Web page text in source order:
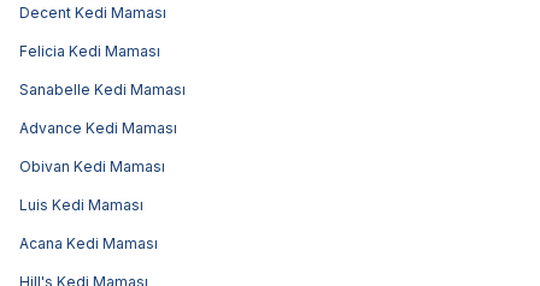
Decent Kedi Maması
Felicia Kedi Maması
Sanabelle Kedi Maması
Advance Kedi Maması
Obivan Kedi Maması
Luis Kedi Maması
Acana Kedi Maması
Hill's Kedi Maması